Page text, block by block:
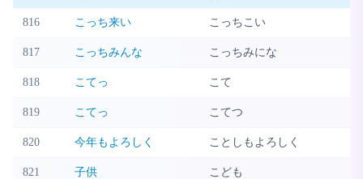
816 こっち来い こっちこい
817 こっちみんな こっちみにな
818 こてっ こて
819 こてっ こてつ
820 今年もよろしく ことしもよろしく
821 子供 こども